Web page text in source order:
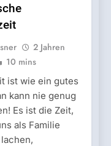
2 Jahren
10 mins
ist wie ein gutes
kann nie genug
Es ist die Zeit,
als Familie